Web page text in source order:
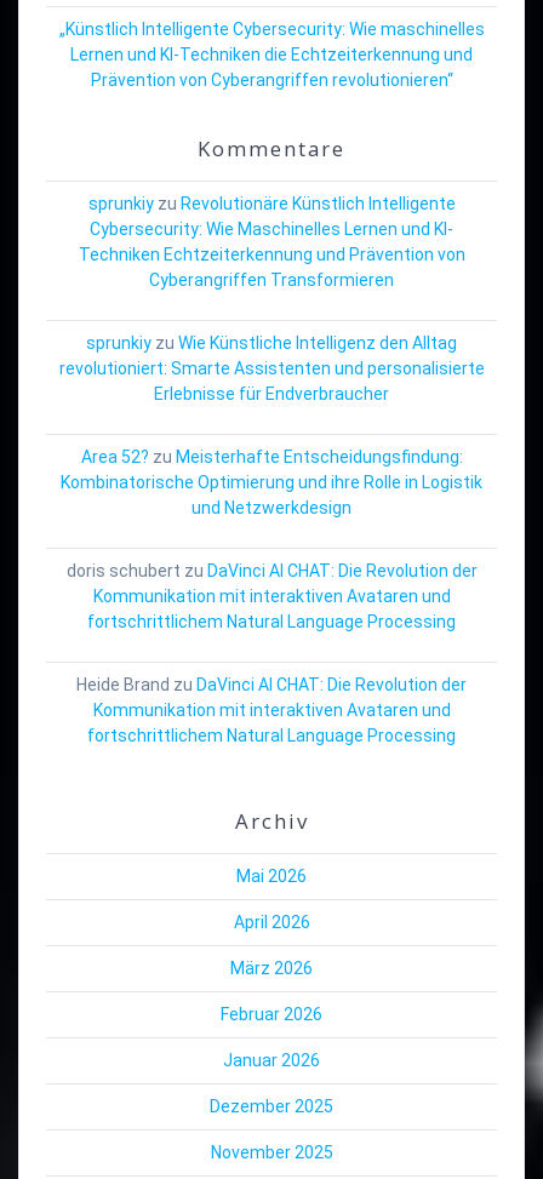
„Künstlich Intelligente Cybersecurity: Wie maschinelles
Lernen und KI-Techniken die Echtzeiterkennung und
Prävention von Cyberangriffen revolutionieren“
Kommentare
sprunkiyzu Revolutionäre Künstlich Intelligente
Cybersecurity: Wie Maschinelles Lernen und KI-
Techniken Echtzeiterkennung und Prävention von
Cyberangriffen Transformieren
sprunkiy zu Wie Künstliche Intelligenz den Alltag
revolutioniert: Smarte Assistenten und personalisierte
Erlebnisse für Endverbraucher
Area 52? zu Meisterhafte Entscheidungsfindung:
Kombinatorische Optimierung und ihre Rolle in Logistik
und Netzwerkdesign
doris schubert zu DaVinci AI CHAT: Die Revolution der
Kommunikation mit interaktiven Avataren und
fortschrittlichem Natural Language Processing
Heide Brand zu DaVinci AI CHAT: Die Revolution der
Kommunikation mit interaktiven Avataren und
fortschrittlichem Natural Language Processing
Archiv
Mai 2026
April 2026
März 2026
Februar 2026
Januar 2026
Dezember 2025
November 2025